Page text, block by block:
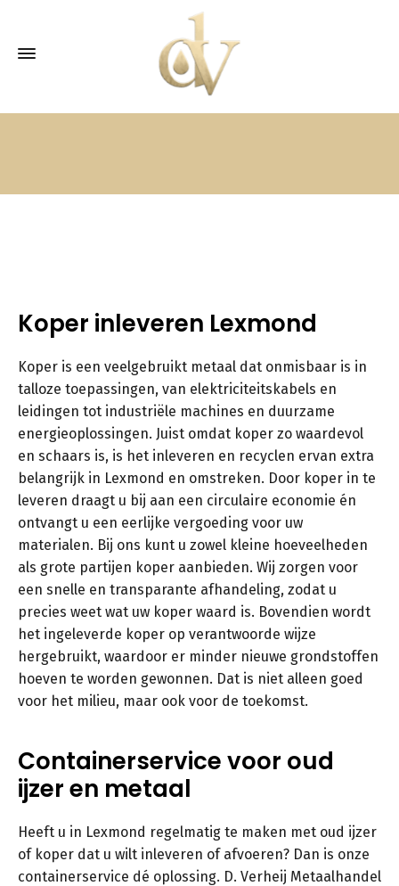
Koper inleveren Lexmond
Koper is een veelgebruikt metaal dat onmisbaar is in
talloze toepassingen, van elektriciteitskabels en
leidingen tot industriële machines en duurzame
energieoplossingen. Juist omdat koper zo waardevol
en schaars is, is het inleveren en recyclen ervan extra
belangrijk in Lexmond en omstreken. Door koper in te
leveren draagt u bij aan een circulaire economie én
ontvangt u een eerlijke vergoeding voor uw
materialen. Bij ons kunt u zowel kleine hoeveelheden
als grote partijen koper aanbieden. Wij zorgen voor
een snelle en transparante afhandeling, zodat u
precies weet wat uw koper waard is. Bovendien wordt
het ingeleverde koper op verantwoorde wijze
hergebruikt, waardoor er minder nieuwe grondstoffen
hoeven te worden gewonnen. Dat is niet alleen goed
voor het milieu, maar ook voor de toekomst.
Containerservice voor oud
ijzer en metaal
Heeft u in Lexmond regelmatig te maken met oud ijzer
of koper dat u wilt inleveren of afvoeren? Dan is onze
containerservice dé oplossing. D. Verheij Metaalhandel